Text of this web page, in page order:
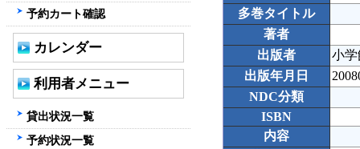
多巻タイトル
著者
出版者
小学
出版年月日
NDC分類
ISBN
内容
予約カート確認
カレンダー
利用者メニュー
貸出状況一覧
予約状況一覧